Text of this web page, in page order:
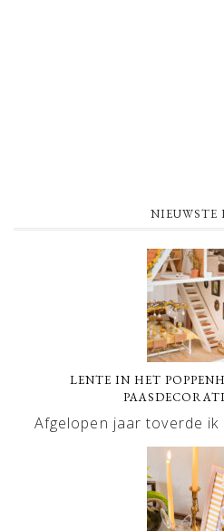
NIEUWSTE
LENTE IN HET
Afgelopen jaar toverde ik